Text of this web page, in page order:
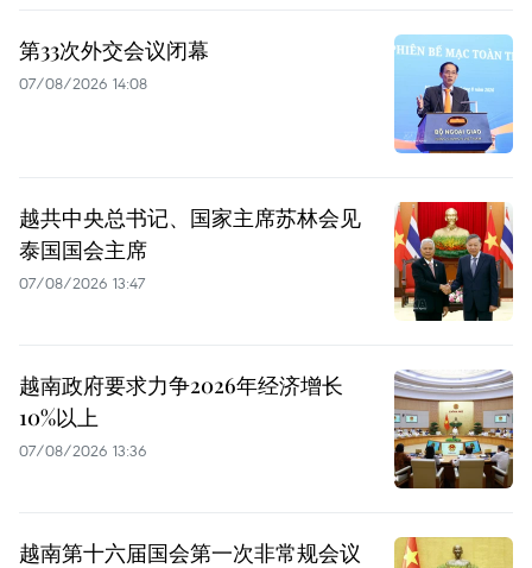
第33次外交会议闭幕
07/08/2026 14:08
越共中央总书记、国家主席苏林会见
泰国国会主席
07/08/2026 13:47
越南政府要求力争2026年经济增长
10%以上
07/08/2026 13:36
越南第十六届国会第一次非常规会议